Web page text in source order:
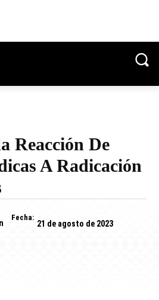
Reacción De
A Radicación
Fecha:
21 de agosto de 2023